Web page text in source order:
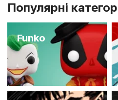
Популярні
Funko